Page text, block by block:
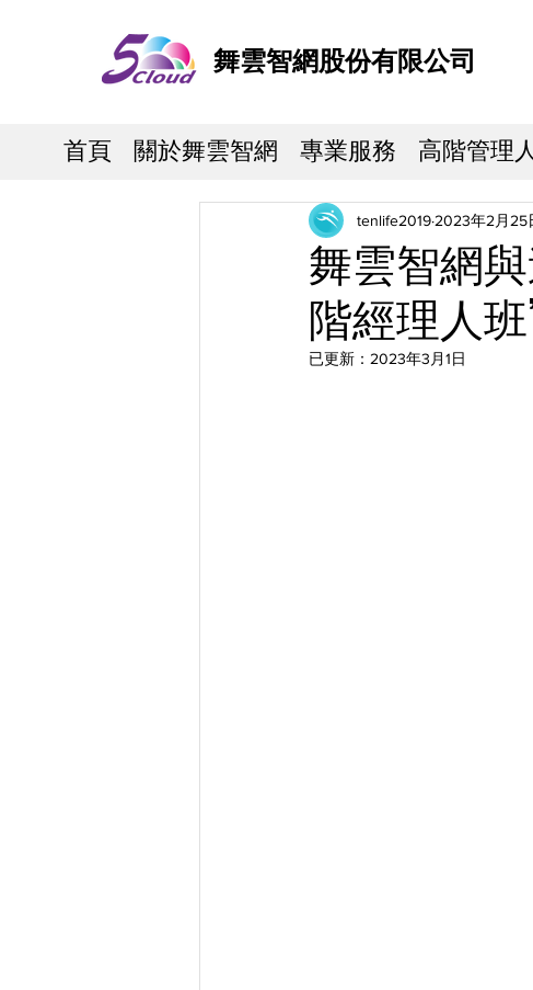
舞雲智網股份有限公司
首頁 關於舞雲智網 專業服務 高階管理
舞雲智網
階經理人
tenlife2019 2023年2月25
已更新： 2023年3月1日